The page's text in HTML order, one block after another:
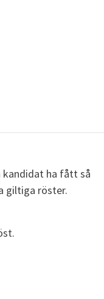
kandidat ha fått så
giltiga röster.